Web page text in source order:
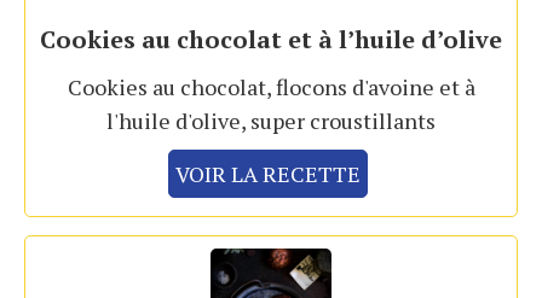
Cookies au chocolat et à l’huile d’olive
Cookies au chocolat, flocons d'avoine et à
l'huile d'olive, super croustillants
VOIR LA RECETTE